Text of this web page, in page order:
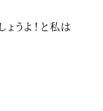
うよ！と私は